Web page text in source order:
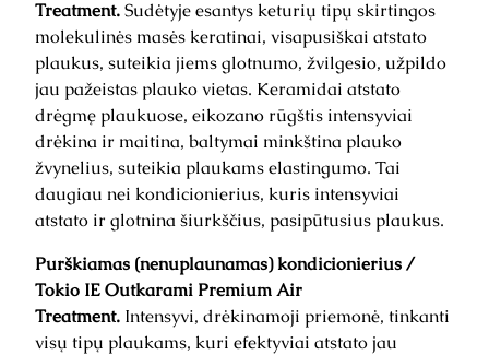
Treatment.Sudėtyje esantys keturių tipų skirtingos
molekulinės masės keratinai, visapusiškai atstato
plaukus, suteikia jiems glotnumo, žvilgesio, užpildo
jau pažeistas plauko vietas. Keramidai atstato
drėgmę plaukuose, eikozano rūgštis intensyviai
drėkina ir maitina, baltymai minkština plauko
žvynelius, suteikia plaukams elastingumo. Tai
daugiau nei kondicionierius, kuris intensyviai
atstato ir glotnina šiurkščius, pasipūtusius plaukus.
Purškiamas (nenuplaunamas) kondicionierius /
Tokio IE Outkarami Premium Air
Treatment. Intensyvi, drėkinamoji priemonė, tinkanti
visų tipų plaukams, kuri efektyviai atstato jau